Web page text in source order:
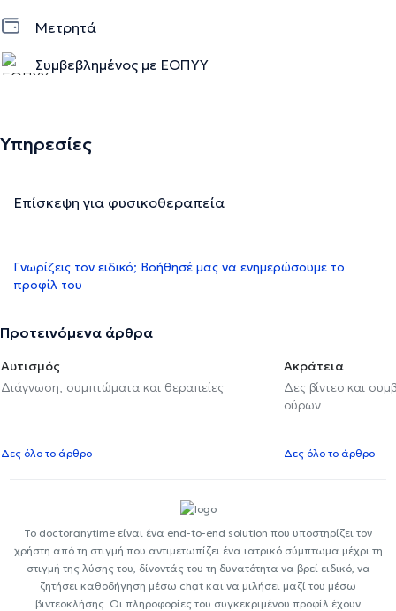
Μετρητά
Συμβεβλημένος με ΕΟΠΥΥ
Υπηρεσίες
Επίσκεψη για φυσικοθεραπεία
Γνωρίζεις τον ειδικό; Βοήθησέ μας να ενημερώσουμε το
προφίλ του
Προτεινόμενα άρθρα
Αυτισμός
Διάγνωση, συμπτώματα και θεραπείες
Δες όλο το άρθρο
Ακράτεια
Δες βίντεο και
ούρων
Δες όλο το άρθρο
Το doctoranytime είναι ένα end-to-end solution που υποστηρίζει τον
χρήστη από τη στιγμή που αντιμετωπίζει ένα ιατρικό σύμπτωμα μέχρι τη
στιγμή της λύσης του, δίνοντάς του τη δυνατότητα να βρεί ειδικό, να
ζητήσει καθοδήγηση μέσω chat και να μιλήσει μαζί του μέσω
βιντεοκλήσης. Οι πληροφορίες του συγκεκριμένου προφίλ έχουν